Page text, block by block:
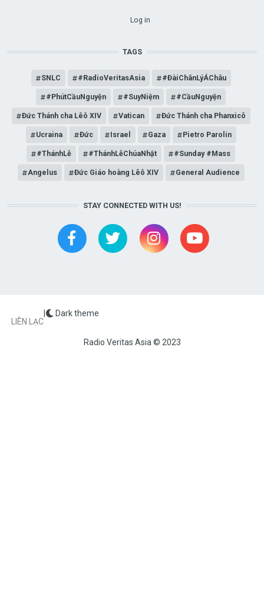
Log in
TAGS
SNLC #RadioVeritasAsia #ĐàiChânLýÁChâu
#PhútCầuNguyện #SuyNiệm #CầuNguyện
Đức Thánh cha Lêô XIV Vatican Đức Thánh cha Phanxicô
Ucraina Đức Israel Gaza Pietro Parolin
#ThánhLễ #ThánhLễChúaNhật #Sunday #Mass
Angelus Đức Giáo hoàng Lêô XIV General Audience
STAY CONNECTED WITH US!
Radio Veritas Asia © 2023
FOOTER
LIÊN LẠC
| Dark theme